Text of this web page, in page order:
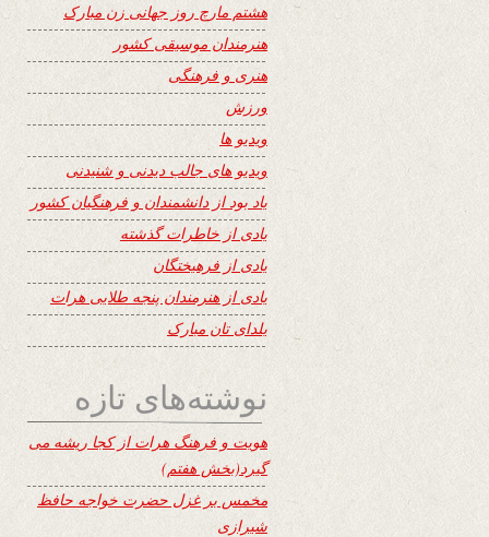
هشتم مارچ روز جهانی زن مبارک
هنرمندان موسیقی کشور
هنری و فرهنگی
ورزش
ویدیو ها
ویدیو های جالب دیدنی و شنیدنی
یاد بود از دانشمندان و فرهنگیان کشور
یادی از خاطرات گذشته
یادی از فرهیختگان
یادی از هنرمندان پنجه طلایی هرات
یلدای تان مبارک
نوشته‌های تازه
هویت و فرهنگ هرات از کجا ریشه می
گیرد(بخش هفتم)
مخمس بر غزل حضرت خواجه حافظ
شیرازی